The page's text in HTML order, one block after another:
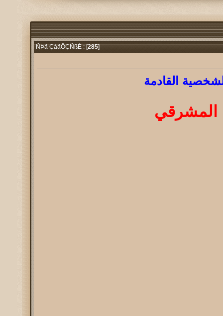
ÑÞã ÇáãÔÇÑßÉ : [
285]
القادمة
المشرقي